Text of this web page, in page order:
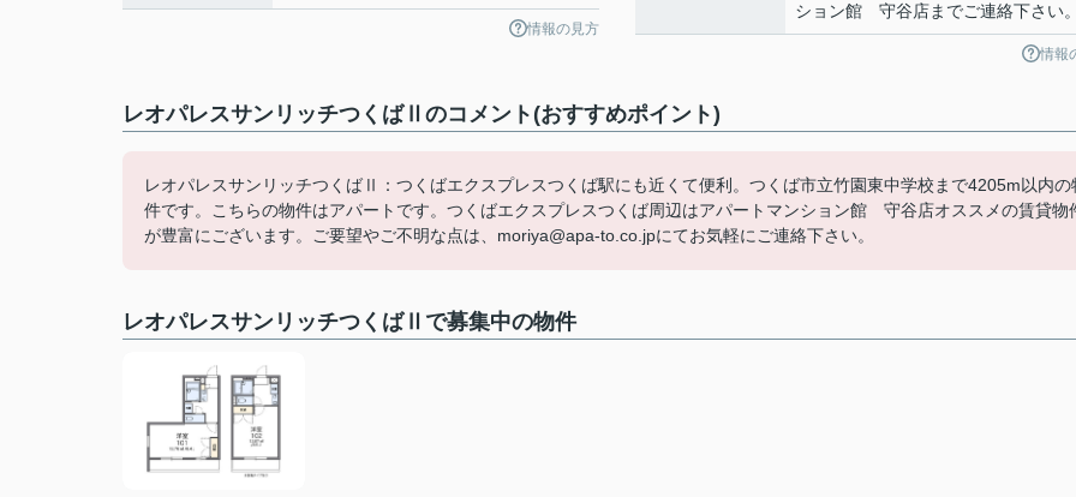
情報の見方
ション館 守谷店までご連絡下さい。
情報
レオパレスサンリッチつくばⅡのコメント(おすすめポイント)
レオパレスサンリッチつくばⅡ：つくばエクスプレスつくば駅にも近くて便利。つくば市立竹園東中学校まで4205m以内の
件です。こちらの物件はアパートです。つくばエクスプレスつくば周辺はアパートマンション館 守谷店オススメの賃貸物
が豊富にございます。ご要望やご不明な点は、moriya@apa-to.co.jpにてお気軽にご連絡下さい。
レオパレスサンリッチつくばⅡで募集中の物件